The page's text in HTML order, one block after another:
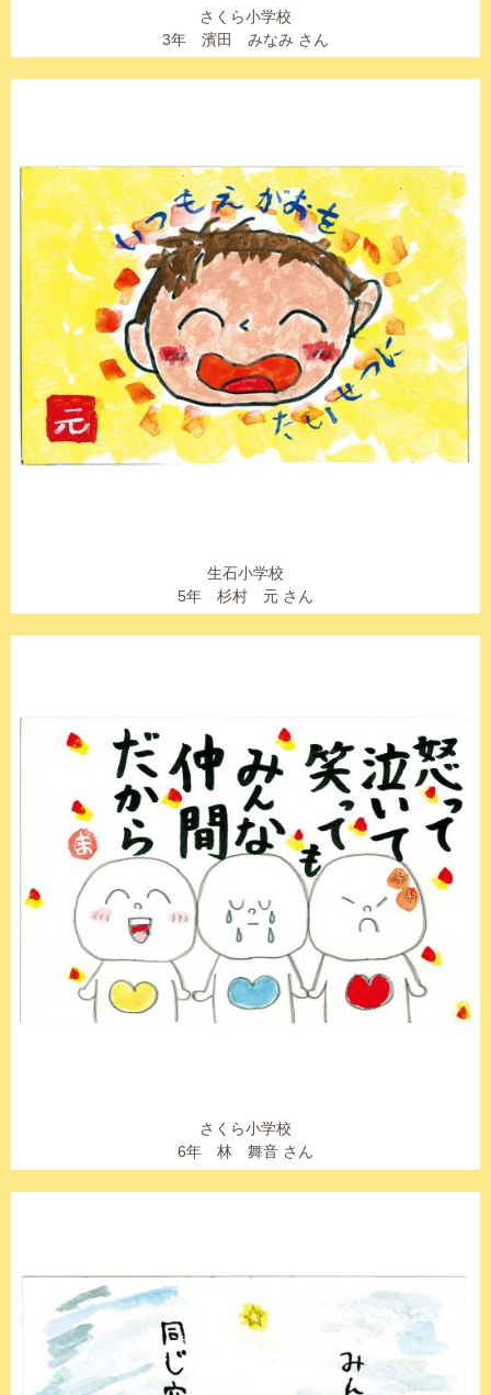
さくら小学校
3年 濱田 みなみ さん
生石小学校
5年 杉村 元 さん
さくら小学校
6年 林 舞音 さん